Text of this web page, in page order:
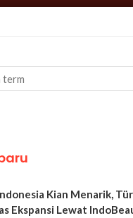
Kian Menarik,
Ekspansi Lewat